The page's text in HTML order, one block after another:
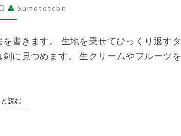
サ
ビ
ス
お
Sumototcbn
書きます。 生地を乗せてひっくり返すタ
に見つめます。 生クリームやフルーツを
読むもっと読む